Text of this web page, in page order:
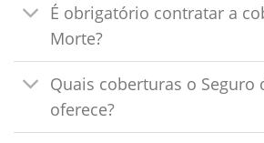
É obrigatório contratar a
Morte?
Quais coberturas o Seguro
oferece?